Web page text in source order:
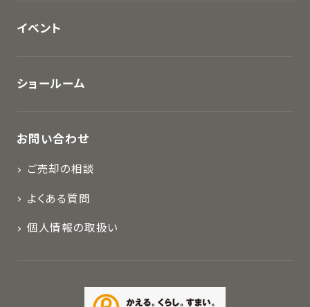
イベント
ショールーム
お問い合わせ
ご売却の相談
よくある質問
個人情報の取扱い